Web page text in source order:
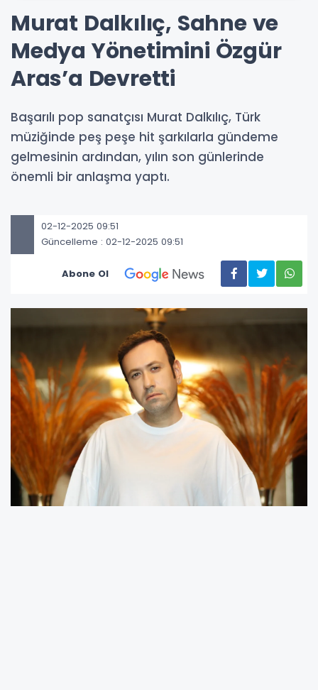
Murat Dalkılıç, Sahne ve
Medya Yönetimini Özgür
Aras’a Devretti
Başarılı pop sanatçısı Murat Dalkılıç, Türk
müziğinde peş peşe hit şarkılarla gündeme
gelmesinin ardından, yılın son günlerinde
önemli bir anlaşma yaptı.
02-12-2025 09:51
Güncelleme : 02-12-2025 09:51
Abone Ol